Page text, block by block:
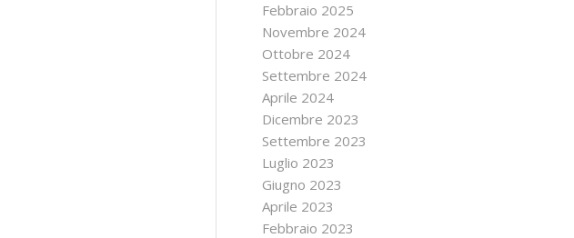
Febbraio 2025
Novembre 2024
Ottobre 2024
Settembre 2024
Aprile 2024
Dicembre 2023
Settembre 2023
Luglio 2023
Giugno 2023
Aprile 2023
Febbraio 2023